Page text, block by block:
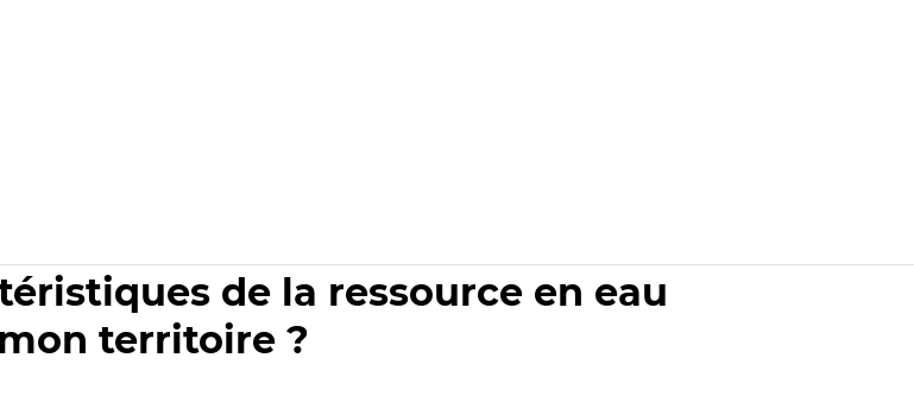
de la ressource en eau
territoire ?